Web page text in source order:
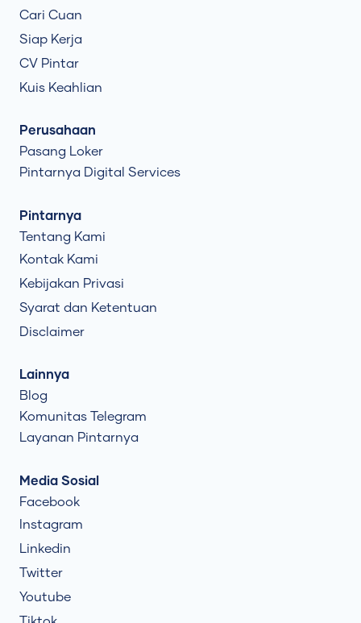
Cari Cuan
Siap Kerja
CV Pintar
Kuis Keahlian
Perusahaan
Pasang Loker
Pintarnya Digital Services
Pintarnya
Tentang Kami
Kontak Kami
Kebijakan Privasi
Syarat dan Ketentuan
Disclaimer
Lainnya
Blog
Komunitas Telegram
Layanan Pintarnya
Media Sosial
Facebook
Instagram
Linkedin
Twitter
Youtube